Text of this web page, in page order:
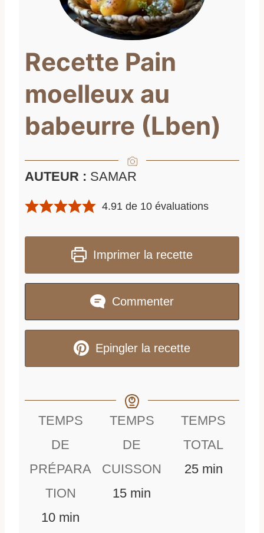
Recette Pain
moelleux au
babeurre (Lben)
AUTEUR : SAMAR
4.91 de 10 évaluations
Imprimer la recette
Commenter
Epingler la recette
TEMPS
DE
PRÉPARA
TION
10mmin
TEMPS
DE
CUISSON
15mmin
TEMPS
TOTAL
25mmin